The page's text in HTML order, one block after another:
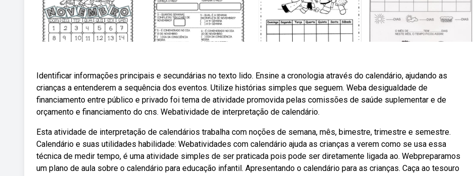
Identificar informações principais e secundárias no texto lido. Ensine a cronologia através do calendário, ajudando as
crianças a entenderem a sequência dos eventos. Utilize histórias simples que seguem. Weba desigualdade de
financiamento entre público e privado foi tema de atividade promovida pelas comissões de saúde suplementar e de
orçamento e financiamento do cns. Webatividade de interpretação de calendário.
Esta atividade de interpretação de calendários trabalha com noções de semana, mês, bimestre, trimestre e semestre.
Calendário e suas utilidades habilidade: Webatividades com calendário ajuda as crianças a verem como se usa essa
técnica de medir tempo, é uma atividade simples de ser praticada pois pode ser diretamente ligada ao. Webpreparamos
um plano de aula sobre o calendário para educação infantil. Apresentando o calendário para as crianças. Caça ao tesouro